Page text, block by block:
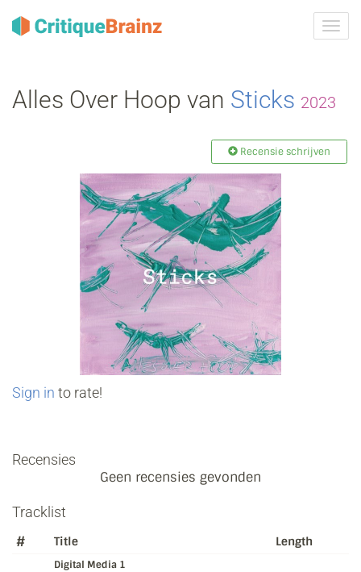
Alles Over Hoop van Sticks 2023
Recensie schrijven
Sign in to rate!
Recensies
Geen recensies gevonden
Tracklist
# Title Length
Digital Media 1